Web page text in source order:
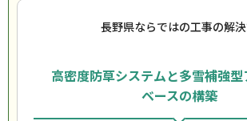
長野県ならではの工事の解
高密度防草システムと多雪補強
ベースの構築